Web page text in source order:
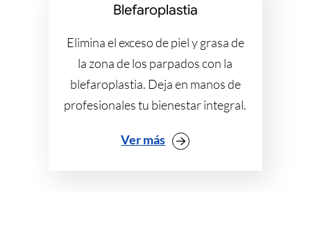
Blefaroplastia
Elimina el exceso de piel y grasa de
la zona de los parpados con la
blefaroplastia. Deja en manos de
profesionales tu bienestar integral.
Ver más